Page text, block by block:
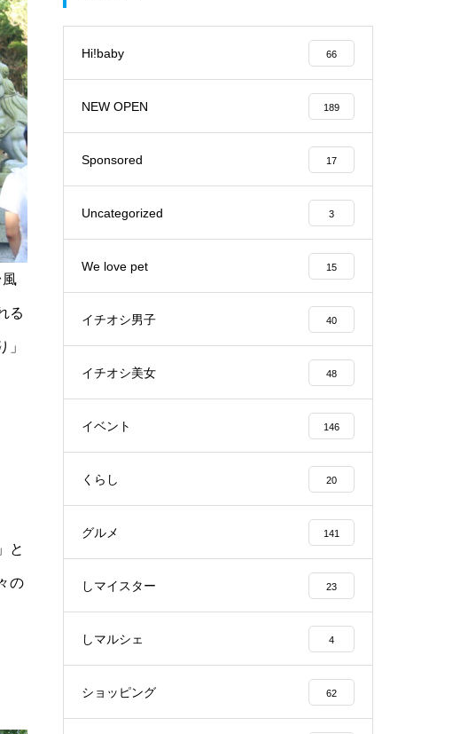
バレンタイン2023 @Patisserie
【NEW OPEN】naitre.hair（ネ
【NEW OPEN】private nail salo
【NEW OPEN】BEAUTY SALO
N Qualis.（クオリス）
風
る
と
の
Hi!baby 66
NEW OPEN 189
Sponsored 17
Uncategorized 3
We love pet 15
イチオシ男子 40
イチオシ美女 48
イベント 146
くらし 20
グルメ 141
しマイスター 23
しマルシェ 4
ショッピング 62